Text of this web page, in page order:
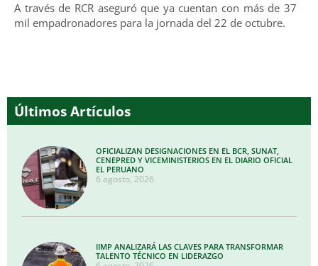
A través de RCR aseguró que ya cuentan con más de 37
mil empadronadores para la jornada del 22 de octubre.
Últimos Artículos
OFICIALIZAN DESIGNACIONES EN EL BCR, SUNAT,
CENEPRED Y VICEMINISTERIOS EN EL DIARIO OFICIAL
EL PERUANO
6 agosto, 2026
IIMP ANALIZARÁ LAS CLAVES PARA TRANSFORMAR
TALENTO TÉCNICO EN LIDERAZGO